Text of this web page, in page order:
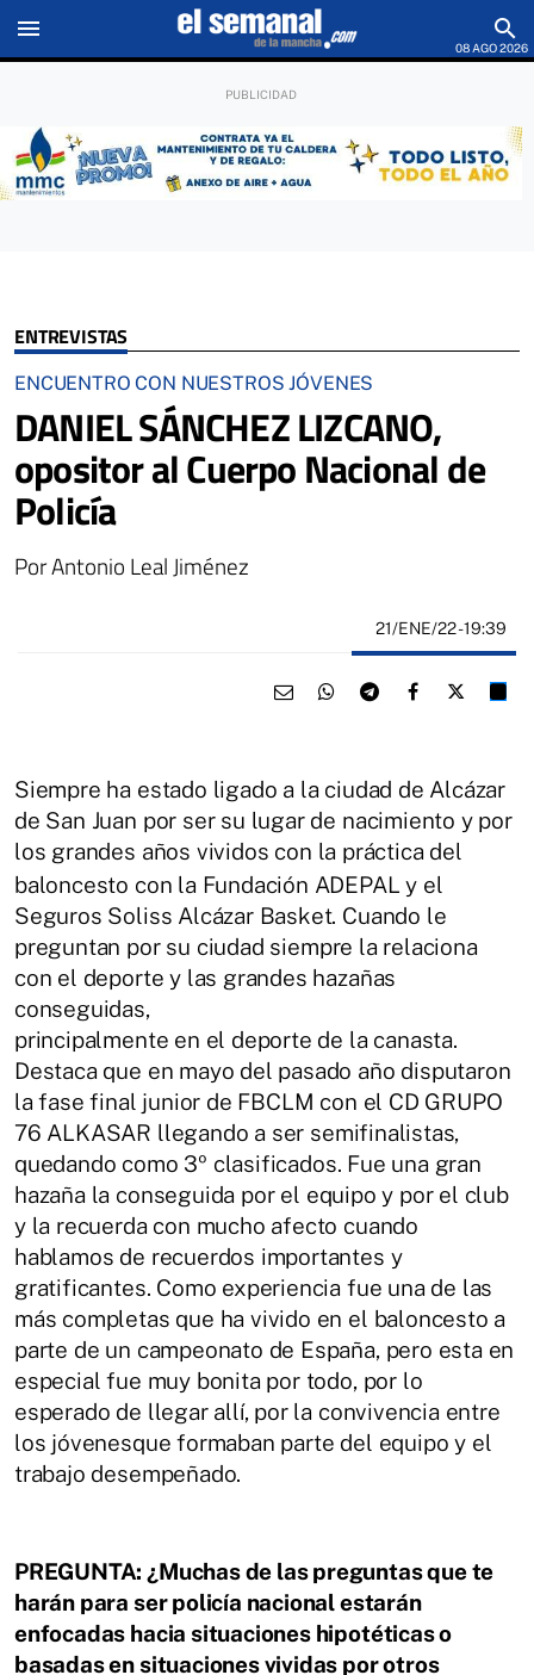
menu search
08 AGO 2026
ENTREVISTAS
ENCUENTRO CON NUESTROS JÓVENES
DANIEL SÁNCHEZ LIZCANO,
opositor al Cuerpo Nacional de
Policía
Por Antonio Leal Jiménez
21/ENE/22- 19:39
Siempre ha estado ligado a la ciudad de Alcázar
de San Juan por ser su lugar de nacimiento y por
los grandes años vividos con la práctica del
baloncesto con la Fundación ADEPAL y el
Seguros Soliss Alcázar Basket. Cuando le
preguntan por su ciudad siempre la relaciona
con el deporte y las grandes hazañas
conseguidas,
principalmente en el deporte de la canasta.
Destaca que en mayo del pasado año disputaron
la fase final junior de FBCLM con el CD GRUPO
76 ALKASAR llegando a ser semifinalistas,
quedando como 3º clasificados. Fue una gran
hazaña la conseguida por el equipo y por el club
y la recuerda con mucho afecto cuando
hablamos de recuerdos importantes y
gratificantes. Como experiencia fue una de las
más completas que ha vivido en el baloncesto a
parte de un campeonato de España, pero esta en
especial fue muy bonita por todo, por lo
esperado de llegar allí, por la convivencia entre
los jóvenesque formaban parte del equipo y el
trabajo desempeñado.
PREGUNTA: ¿Muchas de las preguntas que te
harán para ser policía nacionalestarán
enfocadas hacia situaciones hipotéticas o
basadas en situaciones vividas por otros